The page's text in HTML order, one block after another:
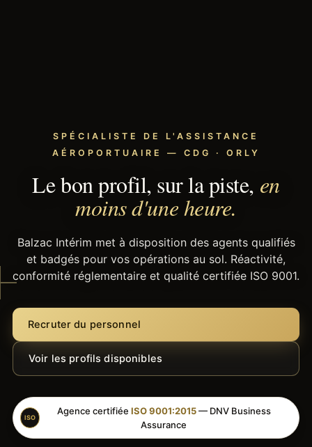
SPÉCIALISTE DE L'ASSISTANCE
AÉROPORTUAIRE — CDG · ORLY
Le bon profil, sur la piste, en
moins d'une heure.
Balzac Intérim met à disposition des agents qualifiés
et badgés pour vos opérations au sol. Réactivité,
conformité réglementaire et qualité certifiée ISO 9001.
Recruter du personnel
Voir les profils disponibles
ISO
Agence certifiée ISO 9001:2015— DNV Business
Assurance